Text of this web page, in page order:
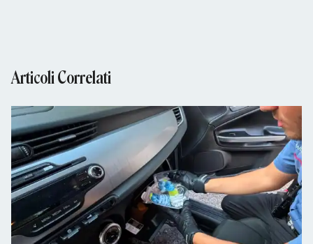
Articoli Correlati